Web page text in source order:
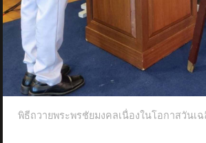
พิธีถวายพระพรชัยมงคลเนื่องในโอกาสวันเ